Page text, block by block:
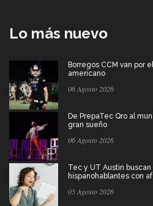
Lo más nuevo
Borregos CCM van por
americano
06 Agosto 2026
De PrepaTec Qro al
gran sueño
06 Agosto 2026
Tec y UT Austin
hispanohablantes con
05 Agosto 2026